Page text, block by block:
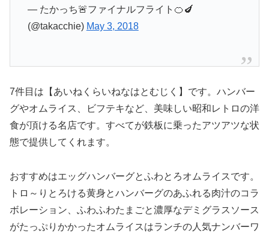
— たかっち🚨ファイナルフライト🍊🍆
(@takacchie) May 3, 2018
7件目は【あいねくらいねなはとむじく】です。ハンバー
グやオムライス、ビフテキなど、美味しい昭和レトロの洋
食が頂ける名店です。すべてが鉄板に乗ったアツアツな状
態で提供してくれます。
おすすめはエッグハンバーグとふわとろオムライスです。
トロ～りとろける黄身とハンバーグのあふれる肉汁のコラ
ボレーション、ふわふわたまごと濃厚なデミグラスソース
がたっぷりかかったオムライスはランチの人気ナンバーワ